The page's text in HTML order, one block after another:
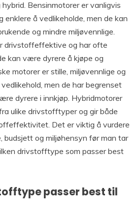
Bensinmotorer er vanligvis
enklere å vedlikeholde, men de kan
og mindre miljøvennlige.
drivstoffeffektive og har ofte
kan være dyrere å kjøpe og
motorer er stille, miljøvennlige og
men de har begrenset
dyrere i innkjøp. Hybridmotorer
ulike drivstofftyper og gir både
Det er viktig å vurdere
budsjett og miljøhensyn før man tar
drivstofftype som passer best
passer best til